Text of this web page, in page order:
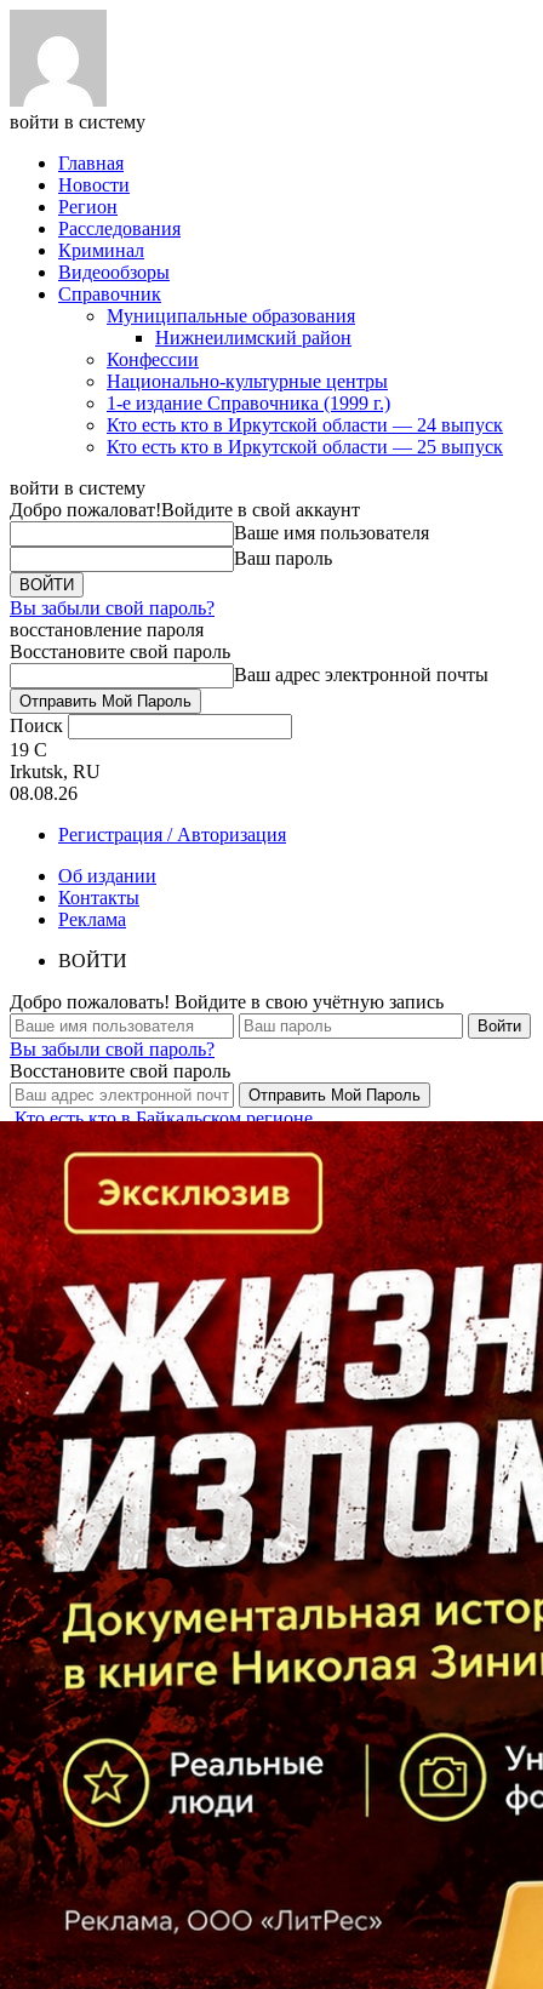
войти в систему
Главная
Новости
Регион
Расследования
Криминал
Видеообзоры
Справочник
Муниципальные образования
Нижнеилимский район
Конфессии
Национально-культурные центры
1-е издание Справочника (1999 г.)
Кто есть кто в Иркутской области — 24 выпуск
Кто есть кто в Иркутской области — 25 выпуск
войти в систему
Добро пожаловат!Войдите в свой аккаунт
Ваше имя пользователя
Ваш пароль
Вы забыли свой пароль?
восстановление пароля
Восстановите свой пароль
Ваш адрес электронной почты
Поиск
19 C
Irkutsk, RU
08.08.26
Регистрация / Авторизация
Об издании
Контакты
Реклама
ВОЙТИ
Добро пожаловать! Войдите в свою учётную запись
Вы забыли свой пароль?
Восстановите свой пароль
Кто есть кто в Байкальском регионе